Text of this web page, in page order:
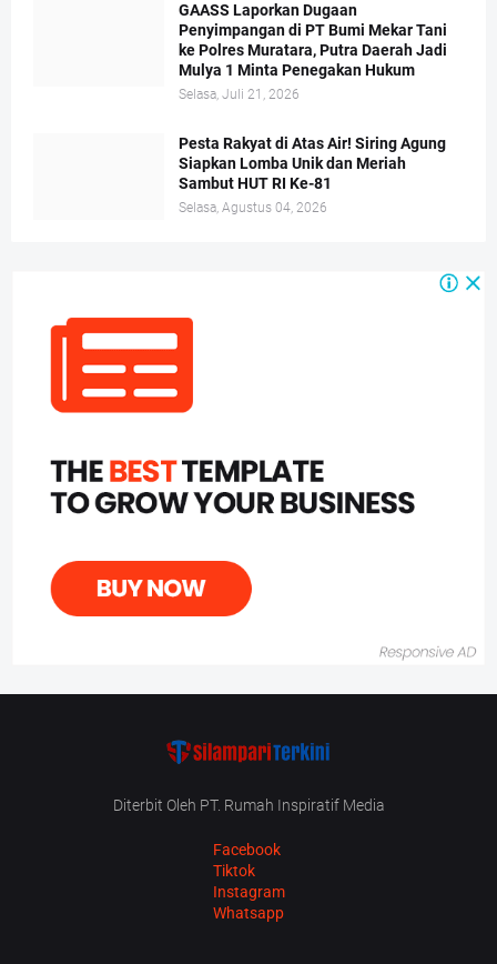
GAASS Laporkan Dugaan
Penyimpangan di PT Bumi Mekar Tani
ke Polres Muratara, Putra Daerah Jadi
Mulya 1 Minta Penegakan Hukum
Selasa, Juli 21, 2026
Pesta Rakyat di Atas Air! Siring Agung
Siapkan Lomba Unik dan Meriah
Sambut HUT RI Ke-81
Selasa, Agustus 04, 2026
Diterbit Oleh PT. Rumah Inspiratif Media
Facebook
Tiktok
Instagram
Whatsapp